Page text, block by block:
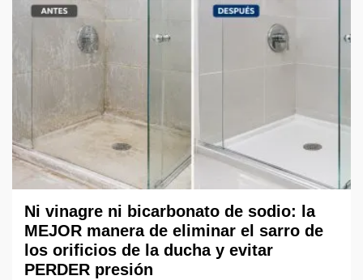
Ni vinagre ni bicarbonato de sodio: la
MEJOR manera de eliminar el sarro de
los orificios de la ducha y evitar
PERDER presión